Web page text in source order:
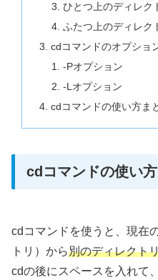
ひとつ上のディレク
ふたつ上のディレク
cdコマンドのオプショ
-Pオプション
-Lオプション
cdコマンドの使い方ま
cdコマンドの使い方
cdコマンドを使うと、現在
トリ）から別のディレクト
cdの後にスペースを入れて